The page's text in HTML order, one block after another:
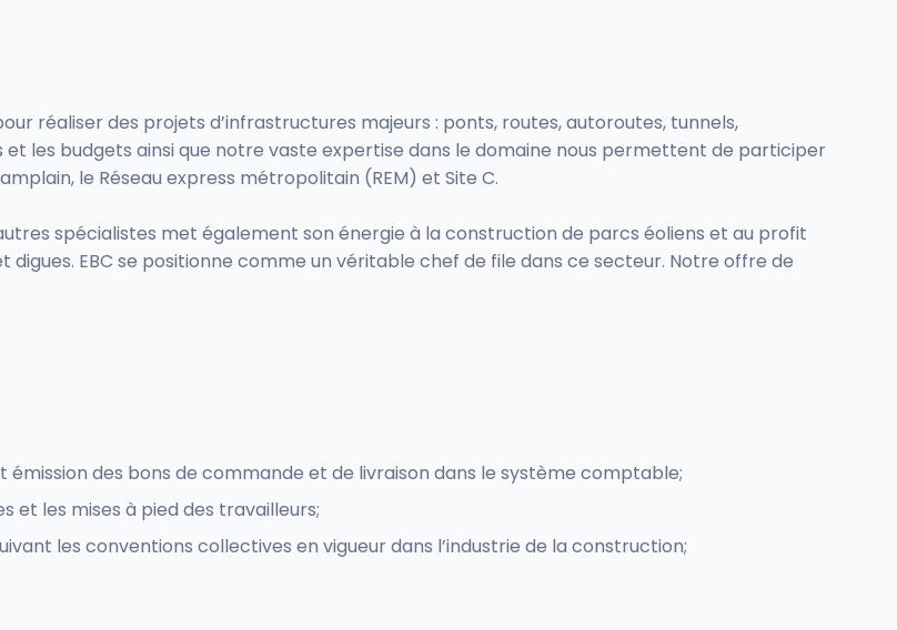
réaliser des projets d’infrastructures majeurs : ponts, routes, autoroutes, tunnels,
les budgets ainsi que notre vaste expertise dans le domaine nous permettent de participer
le Réseau express métropolitain (REM) et Site C.
spécialistes met également son énergie à la construction de parcs éoliens et au profit
EBC se positionne comme un véritable chef de file dans ce secteur. Notre offre de
des bons de commande et de livraison dans le système comptable;
et les mises à pied des travailleurs;
les conventions collectives en vigueur dans l’industrie de la construction;